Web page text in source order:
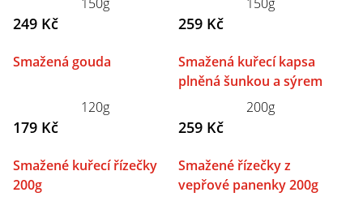
249 Kč 259 Kč
Smažená gouda
120g
179 Kč
Smažená kuřecí kapsa
plněná šunkou a sýrem
200g
259 Kč
Smažené kuřecí řízečky
200g
Smažené řízečky z
vepřové panenky 200g